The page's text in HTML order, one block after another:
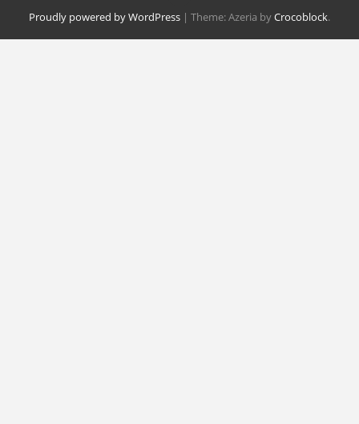
Proudly powered by WordPress | Theme: Azeria byCrocoblock.